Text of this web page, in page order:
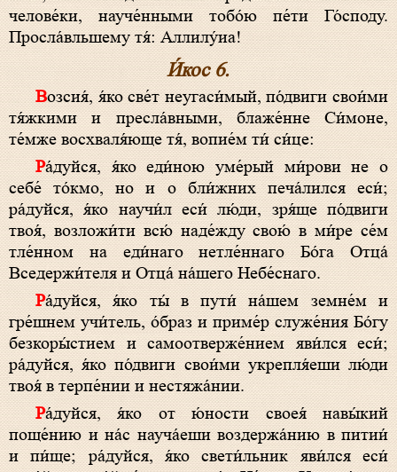
челове́ки, науче́нными тобо́ю пе́ти Го́споду.
Просла́вльшему тя́: Аллилу́иа!
И́кос 6.
Возсия́, я́ко све́т неугаси́мый, по́двиги свои́ми
тя́жкими и пресла́вными, блаже́нне Си́моне,
те́мже восхваля́юще тя́, вопие́м ти́ си́це:
Ра́дуйся, я́ко еди́ною уме́рый ми́рови не о
себе́ то́кмо, но и о бли́жних печа́лился еси́;
ра́дуйся, я́ко научи́л еси́ лю́ди, зря́ще по́двиги
твоя́, возложи́ти всю́ наде́жду свою́ в ми́ре се́м
тле́нном на еди́наго нетле́ннаго Бо́га Отца́
Вседержи́теля и Отца́ на́шего Небе́снаго.
Ра́дуйся, я́ко ты́ в пути́ на́шем земне́м и
гре́шнем учи́тель, о́браз и приме́р служе́ния Бо́гу
безкоры́стием и самоотверже́нием яви́лся еси́;
ра́дуйся, я́ко по́двиги свои́ми укрепля́еши лю́ди
твоя́ в терпе́нии и нестяжа́нии.
Ра́дуйся, я́ко от ю́ности своея́ навы́кий
поще́нию и на́с науча́еши воздержа́нию в питии́
и пи́ще; ра́дуйся, я́ко свети́льник яви́лся еси́